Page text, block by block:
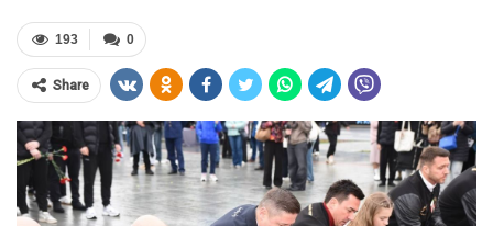
0
193
Share